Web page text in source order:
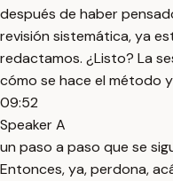
después de haber
revisión sistemática, ya
redactamos. ¿Listo? La
cómo se hace el método
09:52
Speaker A
un paso a paso que se
Entonces, ya, perdona,